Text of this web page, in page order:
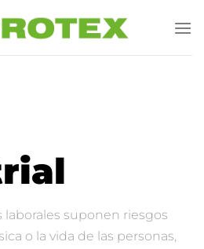
laborales suponen riesgos
o la vida de las personas,